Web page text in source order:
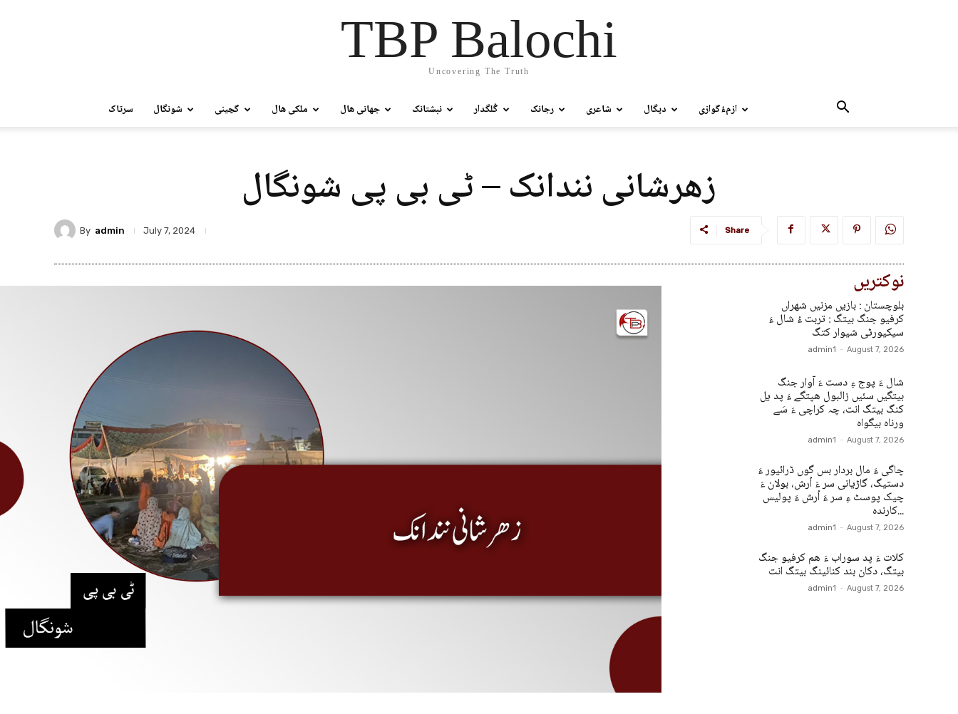
TBP Balochi
Uncovering The Truth
سرتاک شونگال گچینی ملکی ھال جھانی ھال نبشتانک گُلگدار رجانک شاعری دپگال ازمءُگوازی
زھرشانی نندانک – ٹی بی پی شونگال
By admin July 7, 2024 Share
نوکتریں
بلوچستان : بازیں مزنیں شھراں
کرفیو جنگ بیتگ : تربت ءُ شال ءَ
سیکیورٹی شیوار کتگ
admin1 - August 7, 2026
شال ءَ پوج ءِ دست ءَ آوار جنگ
بیتگیں سئیں زالبول ھپتگے ءَ پد یل
کنگ بیتگ انت، چہ کراچی ءَ سَے
ورناہ بیگواہ
admin1 - August 7, 2026
چاگی ءَ مال بردار بس گوں ڈرائیور ءَ
دستیگ، گاڑیانی سر ءَ اُرش، بولان ءَ
چیک پوسٹ ءِ سر ءَ اُرش ءَ پولیس
کارندہ...
admin1 - August 7, 2026
کلات ءَ پد سوراب ءَ ھم کرفیو جنگ
بیتگ، دکان بند کنائینگ بیتگ انت
admin1 - August 7, 2026